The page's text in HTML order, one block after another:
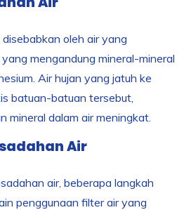
oleh air yang
mengandung mineral-mineral
Air hujan yang jatuh ke
batuan-batuan tersebut,
mineral dalam air meningkat.
Air
air, beberapa langkah
penggunaan filter air yang